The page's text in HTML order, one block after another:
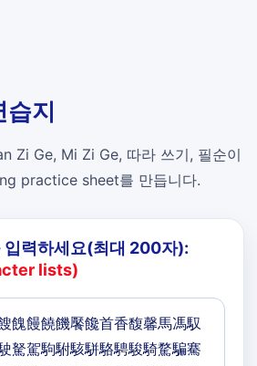
지
Zi Ge, Mi Zi Ge, 따라 쓰기, 필순이
practice sheet를 만듭니다.
입력하세요(최대 200자):
lists)